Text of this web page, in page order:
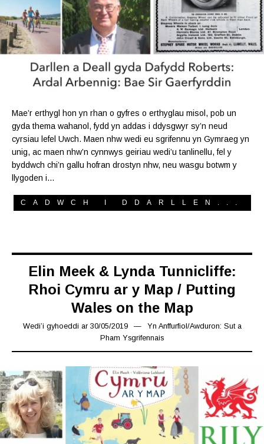
Mae’r erthygl hon yn rhan o gyfres o erthyglau misol, pob un
gyda thema wahanol, fydd yn addas i ddysgwyr sy’n neud
cyrsiau lefel Uwch. Maen nhw wedi eu sgrifennu yn Gymraeg yn
unig, ac maen nhw’n cynnwys geiriau wedi’u tanlinellu, fel y
byddwch chi’n gallu hofran drostyn nhw, neu wasgu botwm y
llygoden i…
CADWCH I DDARLLEN...
Elin Meek & Lynda Tunnicliffe:
Rhoi Cymru ar y Map / Putting
Wales on the Map
Wedi’i gyhoeddi ar 30/05/201919/07/2019
Yn Anffurfiol /Awduron: Sut a
Pham Ysgrifennais